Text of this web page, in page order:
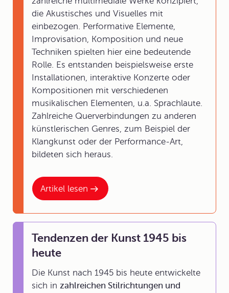
Artikel lesen
die Akustisches und Visuelles mit
einbezogen. Performative Elemente,
Improvisation, Komposition und neue
Techniken spielten hier eine bedeutende
Rolle. Es entstanden beispielsweise erste
Installationen, interaktive Konzerte oder
Kompositionen mit verschiedenen
musikalischen Elementen, u.a. Sprachlaute.
Zahlreiche Querverbindungen zu anderen
künstlerischen Genres, zum Beispiel der
Klangkunst oder der Performance-Art,
bildeten sich heraus.
Tendenzen der Kunst 1945 bis
heute
Die Kunst nach 1945 bis heute entwickelte
sich in zahlreichen Stilrichtungen und